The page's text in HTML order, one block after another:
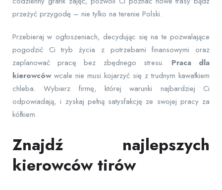
przeżyć przygodę – nie tylko na terenie Polski.
Przebieraj w ogłoszeniach, decydując się na te pozwalające
pogodzić Ci tryb życia z potrzebami finansowymi oraz
zaplanować pracę bez zbędnego stresu. Praca dla
kierowcówwcale nie musi kojarzyć się z trudnym kawałkiem
chleba. Wybierz firmę, której warunki najbardziej Ci
odpowiadają, i zyskaj pełną satysfakcję ze swojej pracy za
kółkiem.
Znajdź najlepszych
kierowców tirów